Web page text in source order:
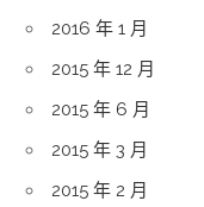
2016 年 1 月
2015 年 12 月
2015 年 6 月
2015 年 3 月
2015 年 2 月